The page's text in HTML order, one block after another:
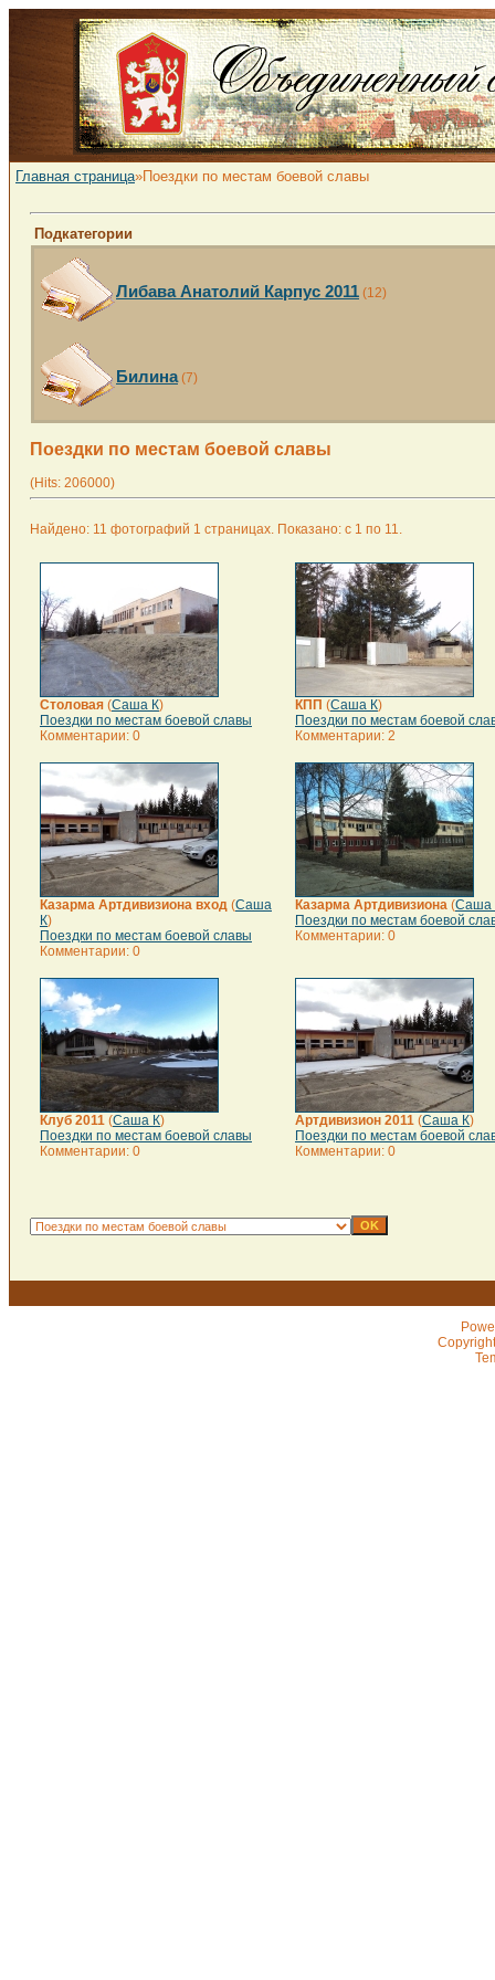
Главная страница»Поездки по местам боевой славы
Подкатегории
Либава Анатолий Карпус 2011 (12)
Билина(7)
Поездки по местам боевой славы
(Hits: 206000)
Найдено: 11 фотографий 1 страницах. Показано: с 1 по 11.
Столовая (Саша К)
Поездки по местам боевой славы
Комментарии: 0
КПП (Саша К)
Поездки по местам боевой
Комментарии: 2
Казарма Артдивизиона вход (Саша
К)
Поездки по местам боевой славы
Комментарии: 0
Казарма Артдивизиона (Саша
Поездки по местам боевой
Комментарии: 0
Клуб 2011 (Саша К)
Поездки по местам боевой славы
Комментарии: 0
Артдивизион 2011 (Саша К)
Поездки по местам боевой
Комментарии: 0